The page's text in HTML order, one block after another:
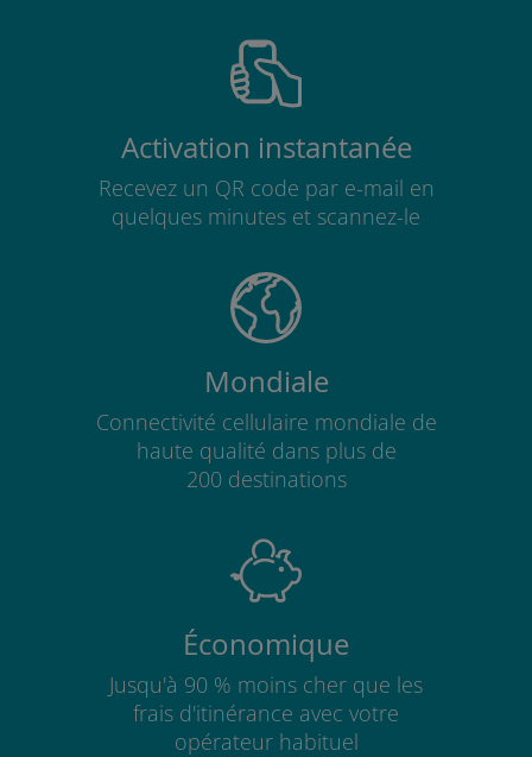
Activation instantanée
Recevez un QR code par e-mail en
quelques minutes et scannez-le
Mondiale
Connectivité cellulaire mondiale de
haute qualité dans plus de
200 destinations
Économique
Jusqu'à 90 % moins cher que les
frais d'itinérance avec votre
opérateur habituel